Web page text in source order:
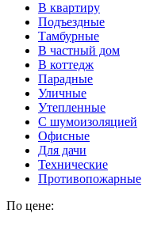
В квартиру
Подъездные
Тамбурные
В частный дом
В коттедж
Парадные
Уличные
Утепленные
C шумоизоляцией
Офисные
Для дачи
Технические
Противопожарные
По цене: